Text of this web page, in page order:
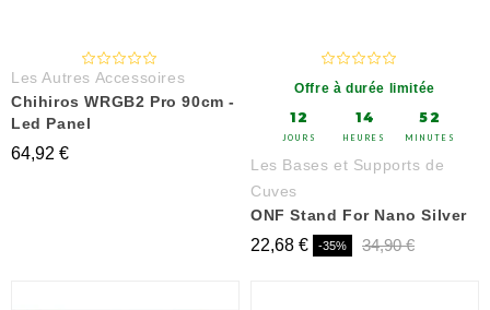
Les Autres Accessoires
Chihiros WRGB2 Pro 90cm -
Led Panel
64,92 €
Offre à durée limitée
12
JOURS
14
HEURES
52
MINUTES
Les Bases et Supports de
Cuves
ONF Stand For Nano Silver
22,68 € -35% 34,90 €